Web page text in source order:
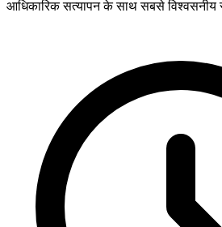
आधिकारिक सत्यापन के साथ सबसे विश्वसनीय